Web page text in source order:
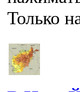
Только